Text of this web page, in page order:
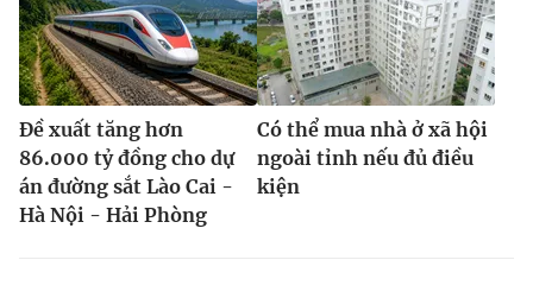
Đề xuất tăng hơn
86.000 tỷ đồng cho dự
án đường sắt Lào Cai -
Hà Nội - Hải Phòng
Có thể mua nhà ở xã hội
ngoài tỉnh nếu đủ điều
kiện